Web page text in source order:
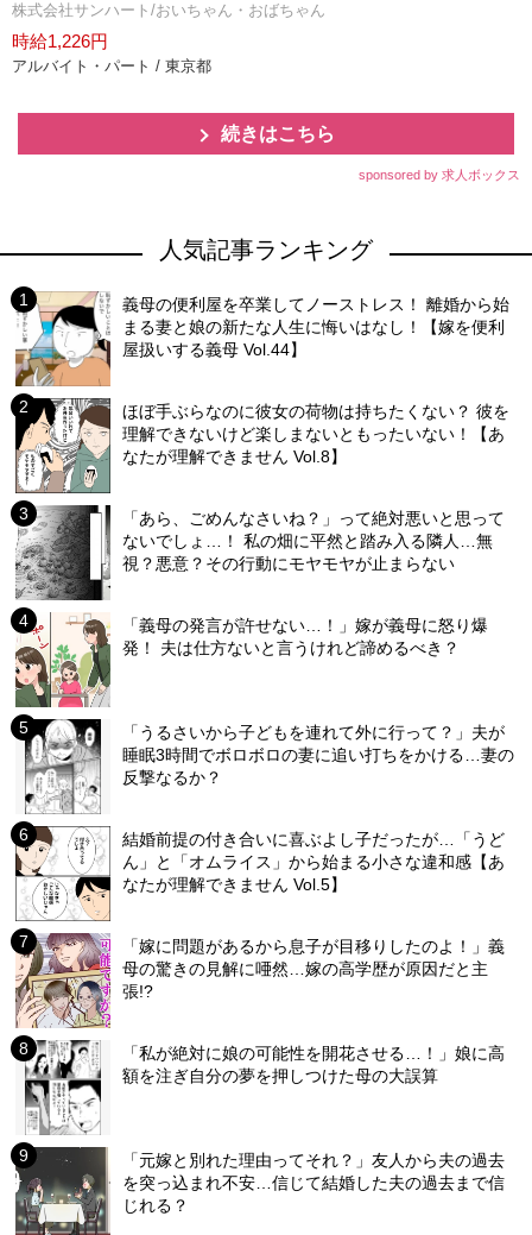
株式会社サンハート/おいちゃん・おばちゃん
時給1,226円
アルバイト・パート / 東京都
続きはこちら
sponsored by 求人ボックス
人気記事ランキング
義母の便利屋を卒業してノーストレス！ 離婚から始
まる妻と娘の新たな人生に悔いはなし！【嫁を便利
屋扱いする義母 Vol.44】
ほぼ手ぶらなのに彼女の荷物は持ちたくない？ 彼を
理解できないけど楽しまないともったいない！【あ
なたが理解できません Vol.8】
「あら、ごめんなさいね？」って絶対悪いと思って
ないでしょ…！ 私の畑に平然と踏み入る隣人…無
視？悪意？その行動にモヤモヤが止まらない
「義母の発言が許せない…！」嫁が義母に怒り爆
発！ 夫は仕方ないと言うけれど諦めるべき？
「うるさいから子どもを連れて外に行って？」夫が
睡眠3時間でボロボロの妻に追い打ちをかける…妻の
反撃なるか？
結婚前提の付き合いに喜ぶよし子だったが…「うど
ん」と「オムライス」から始まる小さな違和感【あ
なたが理解できません Vol.5】
「嫁に問題があるから息子が目移りしたのよ！」義
母の驚きの見解に唖然…嫁の高学歴が原因だと主
張!?
「私が絶対に娘の可能性を開花させる…！」娘に高
額を注ぎ自分の夢を押しつけた母の大誤算
「元嫁と別れた理由ってそれ？」友人から夫の過去
を突っ込まれ不安…信じて結婚した夫の過去まで信
じれる？